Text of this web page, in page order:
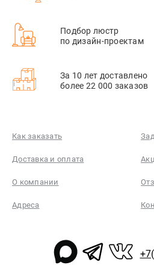
Подбор люстр
по дизайн-проектам
За 10 лет доставлено
более 22 000 заказов
Как заказать
Доставка и оплата
О компании
Адреса